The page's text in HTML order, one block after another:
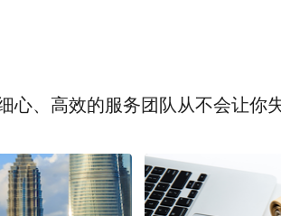
、高效的服务团队从不会让你失